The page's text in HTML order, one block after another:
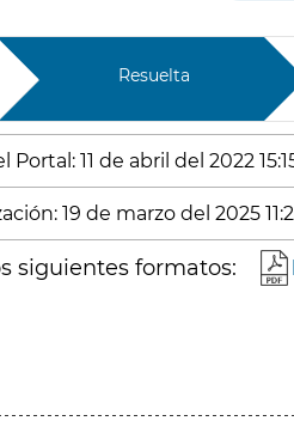
Resuelta
11 de abril del 2022
19 de marzo del 2025
siguientes formatos: